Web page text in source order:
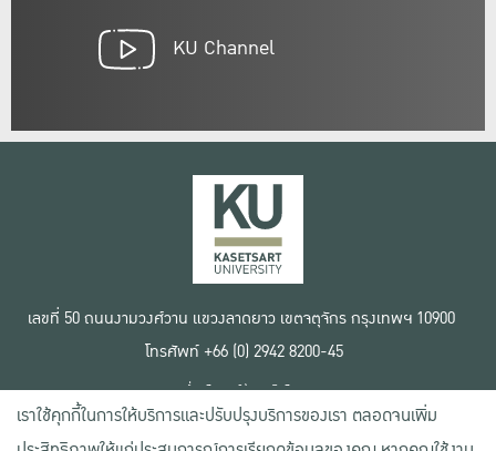
KU Channel
เลขที่ 50 ถนนงามวงศ์วาน แขวงลาดยาว เขตจตุจักร กรุงเทพฯ 10900
โทรศัพท์ +66 (0) 2942 8200-45
เงื่อนไขการใช้งานเว็บไซต์
ข้อตกลงด้านสิทธิ์ใช้งาน
นโยบายความเป็นส่วนตัว
เราใช้คุกกี้ในการให้บริการและปรับปรุงบริการของเรา ตลอดจนเพิ่ม